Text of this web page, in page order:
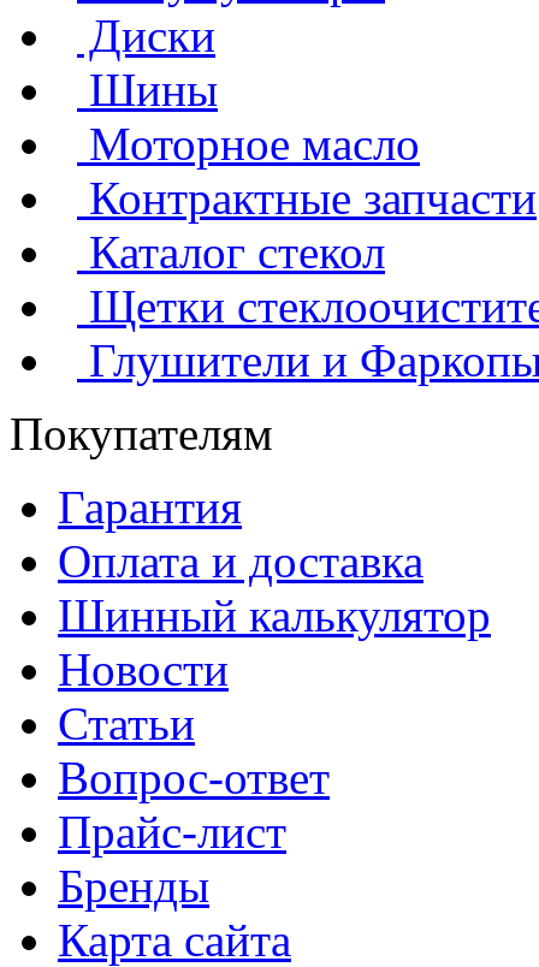
Диски
Шины
Моторное масло
Контрактные запчасти
Каталог стекол
Щетки
Глушители и
Покупателям
Гарантия
Оплата и доставка
Шинный калькулятор
Новости
Статьи
Вопрос-ответ
Прайс-лист
Бренды
Карта сайта